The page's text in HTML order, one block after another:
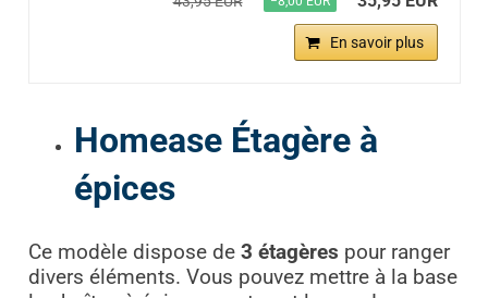
En savoir plus
Homease Étagère à
épices
Ce modèle dispose de3 étagères pour ranger
divers éléments. Vous pouvez mettre à la base